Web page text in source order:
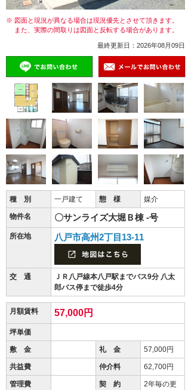
※ 図面と現況が異なる場合は現況優先とさせて頂きます。
また、実際の間取りは図面と反転する場合があります。
最終更新日：2026年08月09日
種 別 一戸建て 態 様 媒介
物件名 〇サンライズ大堀Ｂ棟 -号
所在地 八戸市高州2丁目13-11
交 通
ＪＲ八戸線本八戸駅までバス9分 八太
郎バス停まで徒歩4分
月額賃料 57,000円
坪単価
敷 金 礼 金 57,000円
共益費 仲介料 62,700円
管理費 契 約
2年毎の更